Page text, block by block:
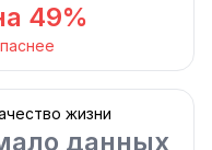
49%
жизни
данных